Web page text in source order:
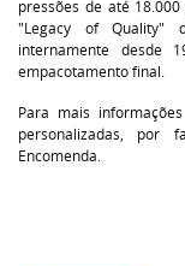
pressões de até
"Legacy of Quality"
internamente desde
empacotamento final.
Para mais
personalizadas, por
Encomenda.